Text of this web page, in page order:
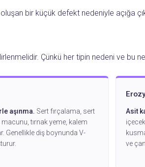
bir küçük defekt nedeniyle açığa
Çünkü her tipin nedeni ve bu
aşınma. Sert fırçalama, sert
macunu, tırnak yeme, kalem
Genellikle diş boynunda V-
Asit
ve